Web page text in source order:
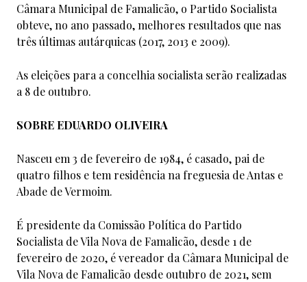
Câmara Municipal de Famalicão, o Partido Socialista
obteve, no ano passado, melhores resultados que nas
três últimas autárquicas (2017, 2013 e 2009).
As eleições para a concelhia socialista serão realizadas
a 8 de outubro.
SOBRE EDUARDO OLIVEIRA
Nasceu em 3 de fevereiro de 1984, é casado, pai de
quatro filhos e tem residência na freguesia de Antas e
Abade de Vermoim.
É presidente da Comissão Política do Partido
Socialista de Vila Nova de Famalicão, desde 1 de
fevereiro de 2020, é vereador da Câmara Municipal de
Vila Nova de Famalicão desde outubro de 2021, sem